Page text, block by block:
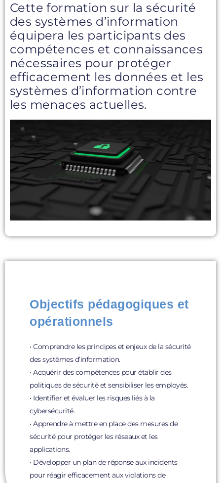
Cette formation sur la sécurité
des systèmes d’information
équipera les participants des
compétences et connaissances
nécessaires pour protéger
efficacement les données et les
systèmes d’information contre
les menaces actuelles.
Objectifs pédagogiques et
opérationnels
• Comprendre les principes et enjeux de la sécurité
des systèmes d’information.
• Acquérir des compétences pour établir des
politiques de sécurité et sensibiliser les employés.
• Identifier et évaluer les risques liés à la
cybersécurité.
• Apprendre à mettre en place des mesures de
sécurité pour protéger les réseaux et les
applications.
• Développer un plan de réponse aux incidents
pour réagir efficacement aux violations de